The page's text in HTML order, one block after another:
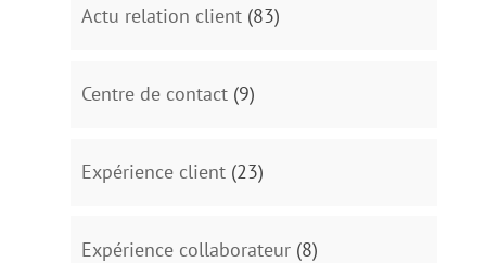
Actu relation client(83)
Centre de contact(9)
Expérience client(23)
Expérience collaborateur(8)